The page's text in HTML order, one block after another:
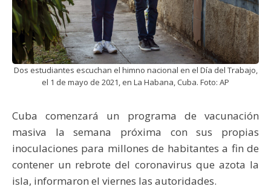
Dos estudiantes escuchan el himno nacional en el Día del Trabajo,
el 1 de mayo de 2021, en La Habana, Cuba. Foto: AP
Cuba comenzará un programa de vacunación
masiva la semana próxima con sus propias
inoculaciones para millones de habitantes a fin de
contener un rebrote del coronavirus que azota la
isla, informaron el viernes las autoridades.